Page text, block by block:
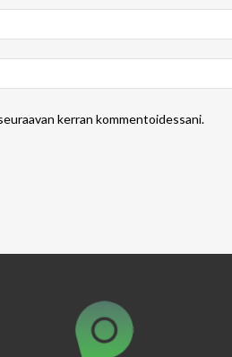
kerran kommentoidessani.